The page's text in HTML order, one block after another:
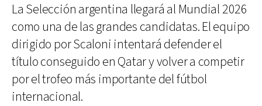
La Selección argentina llegará al Mundial 2026
como una de las grandes candidatas. El equipo
dirigido por Scaloni intentará defender el
título conseguido en Qatar y volver a competir
por el trofeo más importante del fútbol
internacional.